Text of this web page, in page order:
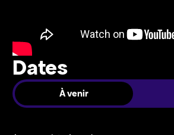
Dates
À venir